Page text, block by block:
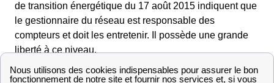
de transition énergétique du 17 août 2015 indiquent que
le gestionnaire du réseau est responsable des
compteurs et doit les entretenir. Il possède une grande
liberté à ce niveau.
Sur son site internet, en répondant à la question "Ce